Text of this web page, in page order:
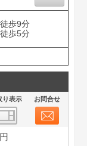
歩9分
歩5分
り表示 お問合せ